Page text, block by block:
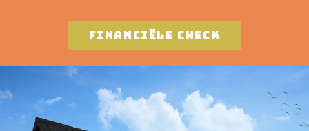
Financiële check